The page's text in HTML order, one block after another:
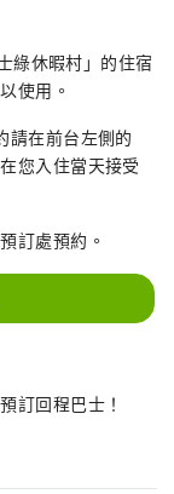
綠休暇村」的住宿
使用。
請在前台左側的
您入住當天接受
訂處預約。
訂回程巴士！